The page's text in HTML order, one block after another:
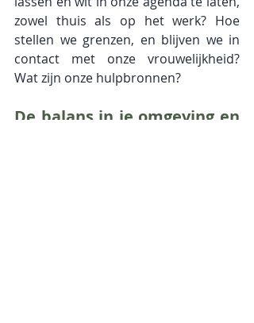
zowel thuis als op het werk? Hoe
stellen we grenzen, en blijven we in
contact met onze vrouwelijkheid?
Wat zijn onze hulpbronnen?
De balans in je omgeving en